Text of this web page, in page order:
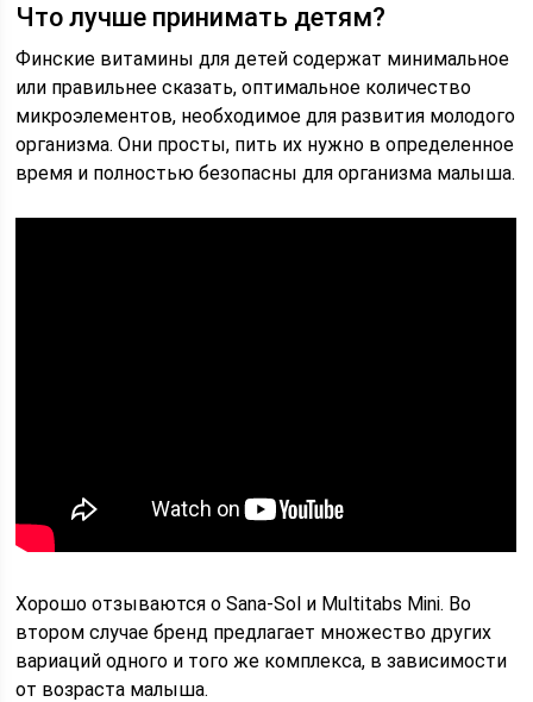
Что лучше принимать детям?
Финские витамины для детей содержат минимальное
или правильнее сказать, оптимальное количество
микроэлементов, необходимое для развития молодого
организма. Они просты, пить их нужно в определенное
время и полностью безопасны для организма малыша.
Хорошо отзываются о Sana-Sol и Multitabs Mini. Во
втором случае бренд предлагает множество других
вариаций одного и того же комплекса, в зависимости
от возраста малыша.